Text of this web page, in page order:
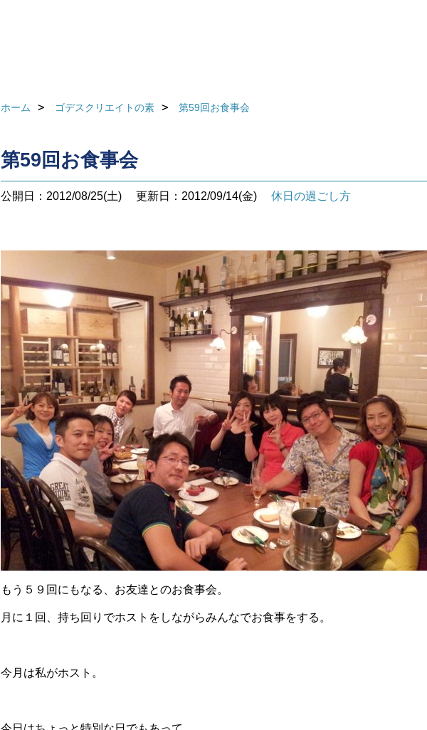
ホーム ゴデスクリエイトの素 第59回お食事会
第59回お食事会
公開日：2012/08/25(土) 更新日：2012/09/14(金) 休日の過ごし方
もう５９回にもなる、お友達とのお食事会。
月に１回、持ち回りでホストをしながらみんなでお食事をする。
今月は私がホスト。